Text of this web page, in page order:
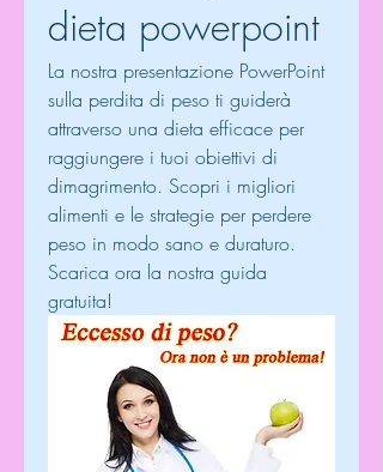
dieta powerpoint
La nostra presentazione PowerPoint
sulla perdita di peso ti guiderà
attraverso una dieta efficace per
raggiungere i tuoi obiettivi di
dimagrimento. Scopri i migliori
alimenti e le strategie per perdere
peso in modo sano e duraturo.
Scarica ora la nostra guida
gratuita!